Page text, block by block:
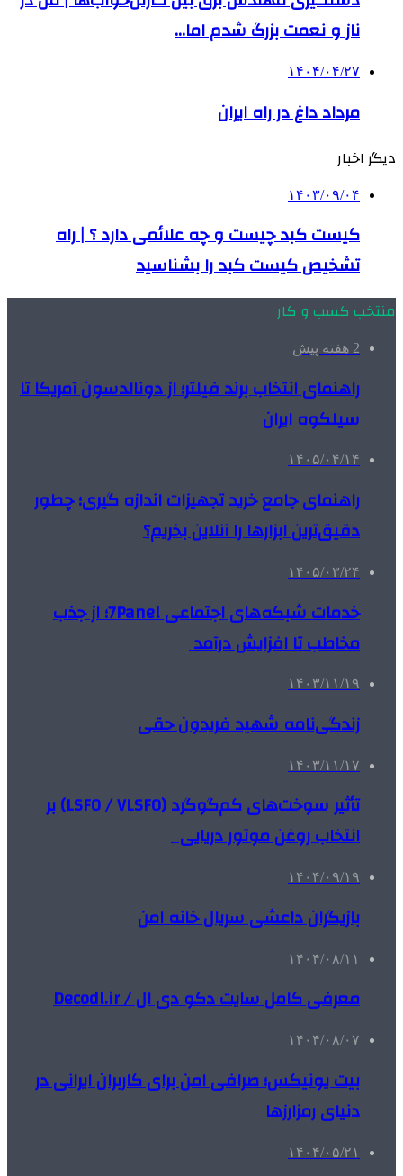
ناز و نعمت بزرگ شدم اما…
۱۴۰۴/۰۴/۲۷
مرداد داغ در راه ایران
دیگر اخبار
۱۴۰۳/۰۹/۰۴
کیست کبد چیست و چه علائمی دارد ؟ | راه
تشخیص کیست کبد را بشناسید
منتخب کسب و کار
2 هفته پیش
راهنمای انتخاب برند فیلتر؛ از دونالدسون آمریکا تا
سیلکوه ایران
۱۴۰۵/۰۴/۱۴
راهنمای جامع خرید تجهیزات اندازه گیری؛ چطور
دقیق‌ترین ابزارها را آنلاین بخریم؟
۱۴۰۵/۰۳/۲۴
خدمات شبکه‌های اجتماعی 7Panel؛ از جذب
مخاطب تا افزایش درآمد
۱۴۰۳/۱۱/۱۹
زندگی‌نامه شهید فریدون حقی
۱۴۰۳/۱۱/۱۷
تأثیر سوخت‌های کم‌گوگرد (LSFO / VLSFO) بر
انتخاب روغن موتور دریایی
۱۴۰۴/۰۹/۱۹
بازیگران داعشی سریال خانه امن
۱۴۰۴/۰۸/۱۱
معرفی کامل سایت دکو دی ال / Decodl.ir
۱۴۰۴/۰۸/۰۷
بیت یونیکس؛ صرافی امن برای کاربران ایرانی در
دنیای رمزارزها
۱۴۰۴/۰۵/۲۱